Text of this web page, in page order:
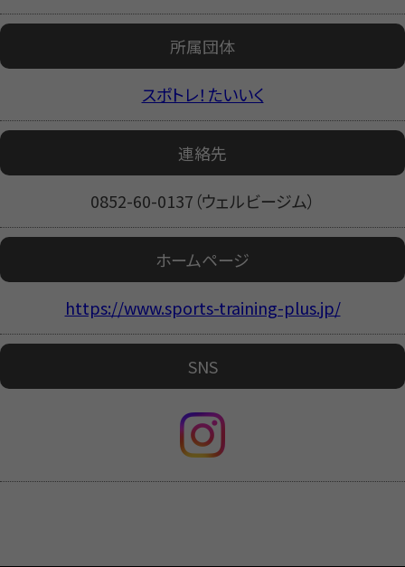
所属団体
スポトレ！たいいく
連絡先
0852-60-0137（ウェルビージム）
ホームページ
https://www.sports-training-plus.jp/
SNS